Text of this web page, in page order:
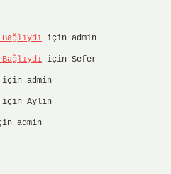
için admin
için Sefer
için admin
için Aylin
admin